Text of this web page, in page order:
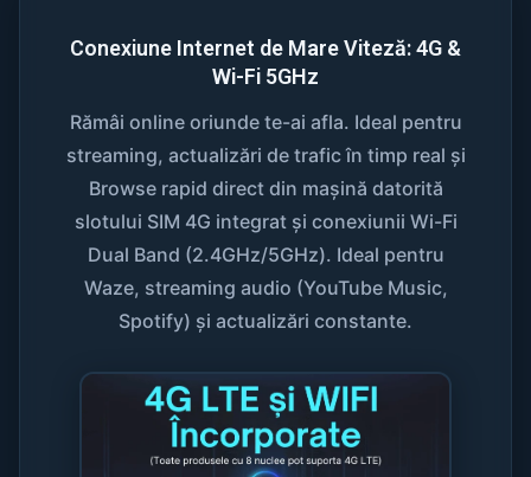
Conexiune Internet de Mare Viteză: 4G &
Wi-Fi 5GHz
Rămâi online oriunde te-ai afla. Ideal pentru
streaming, actualizări de trafic în timp real și
Browse rapid direct din mașină datorită
slotului SIM 4G integrat și conexiunii Wi-Fi
Dual Band (2.4GHz/5GHz). Ideal pentru
Waze, streaming audio (YouTube Music,
Spotify) și actualizări constante.